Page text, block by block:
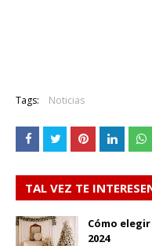
Tags: Noticias
TAL VEZ TE
Cómo
2024